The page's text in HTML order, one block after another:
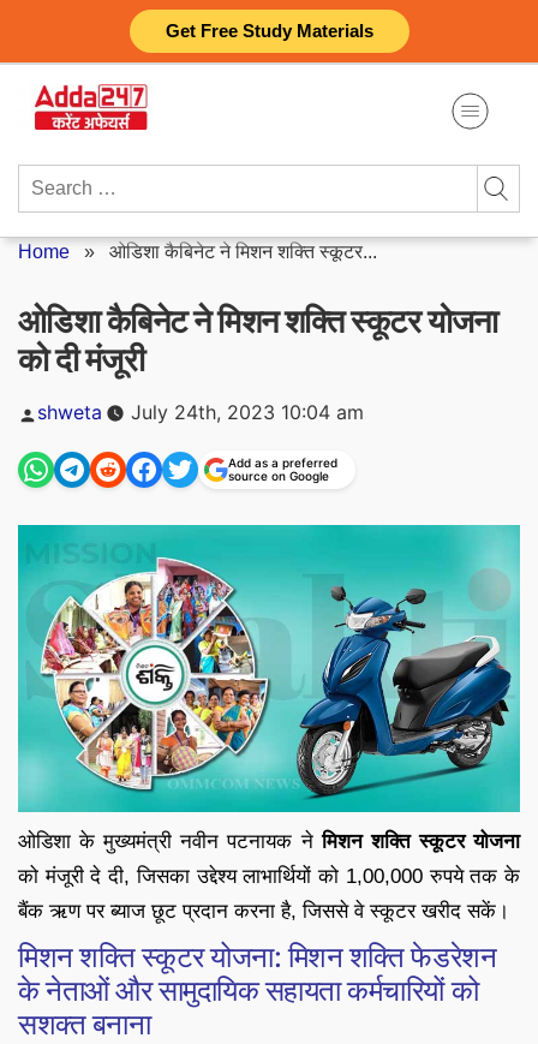
Get Free Study Materials
content
Search
Home » ओडिशा कैबिनेट ने मिशन शक्ति स्कूटर...
ओडिशा कैबिनेट ने मिशन शक्ति स्कूटर योजना
को दी मंजूरी
Posted
by
shweta July 24th, 2023 10:04 am
Add as a preferred
source on Google
ओडिशा के मुख्यमंत्री नवीन पटनायक नेमिशन शक्ति स्कूटर योजना
को मंजूरी दे दी, जिसका उद्देश्य लाभार्थियों को 1,00,000 रुपये तक के
बैंक ऋण पर ब्याज छूट प्रदान करना है, जिससे वे स्कूटर खरीद सकें।
मिशन शक्ति स्कूटर योजना: मिशन शक्ति फेडरेशन
के नेताओं और सामुदायिक सहायता कर्मचारियों को
सशक्त बनाना